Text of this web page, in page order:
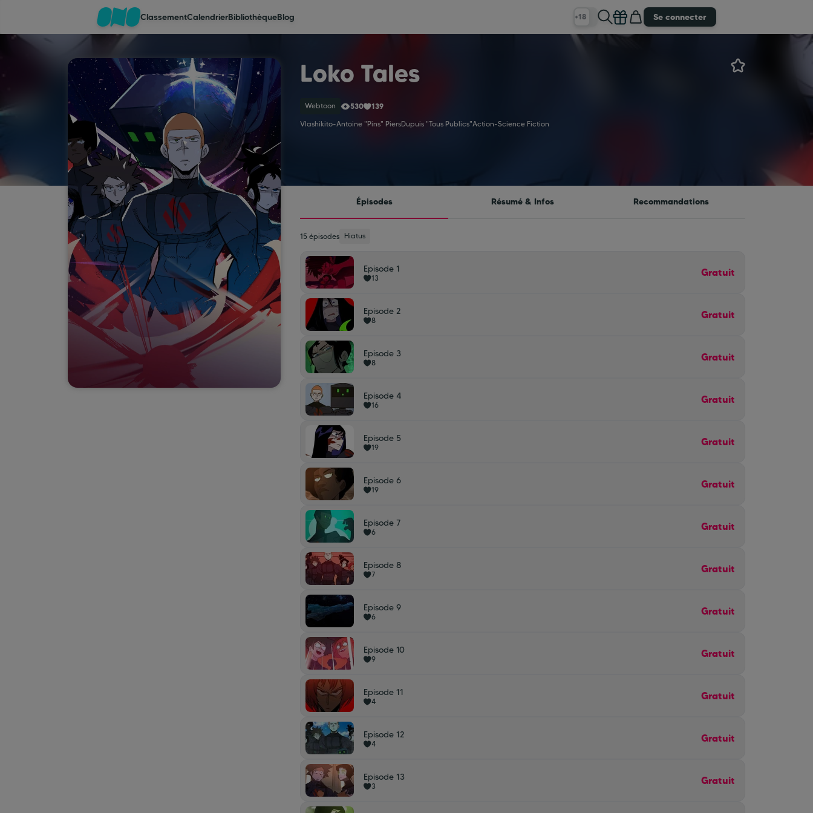
Classement
Calendrier
Cadeaux
Coinshop
ClassementCalendrierBibliothèqueBlog +18 Se connecter
Loko Tales
Webtoon 530
139
Vlashikito-Antoine "Pins" PiersDupuis "Tous Publics"Action-Science Fiction
Épisodes Résumé & Infos Recommandations
15 épisodes Hiatus
Episode 1
13 Gratuit
Episode 2
8 Gratuit
Episode 3
8 Gratuit
Episode 4
16 Gratuit
Episode 5
19 Gratuit
Episode 6
19 Gratuit
Episode 7
6 Gratuit
Episode 8
7 Gratuit
Episode 9
6 Gratuit
Episode 10
9 Gratuit
Episode 11
4 Gratuit
Episode 12
4 Gratuit
Episode 13
3 Gratuit